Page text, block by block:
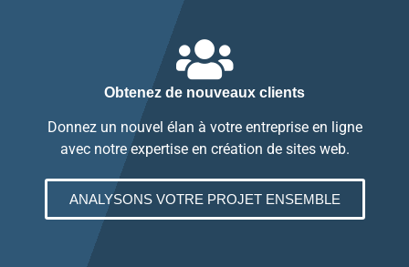
Obtenez de nouveaux clients
Donnez un nouvel élan à votre entreprise en ligne
avec notre expertise en création de sites web.
ANALYSONS VOTRE PROJET ENSEMBLE